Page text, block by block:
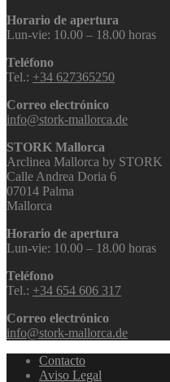
Horario de apertura
Lun-vie: 10.00 – 18.00 horas
Teléfono
Tel.: +34 627365250
Correo electrónico
info@stork-mallorca.de
STORK Mallorca
Arclinea Mallorca by STORK
Calle Andrea Doria 6
07014 Palma
Mallorca
Horario de apertura
Lun-vie: 10.00 – 18.00 horas
Teléfono
Tel.: +34 654 606 317
Correo electrónico
info@stork-mallorca.de
Contacto
Aviso Legal